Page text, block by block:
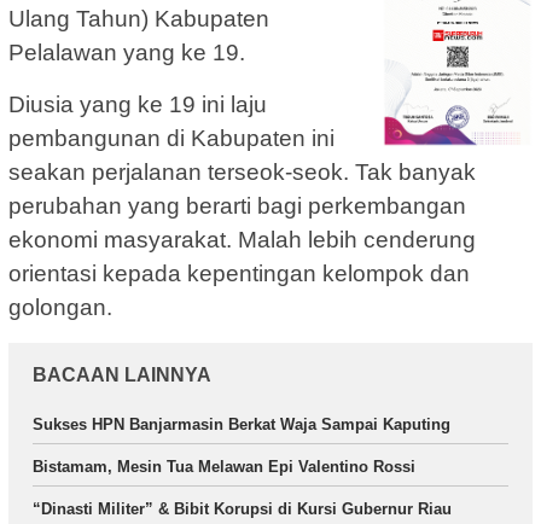
Ulang Tahun) Kabupaten
Pelalawan yang ke 19.
Diusia yang ke 19 ini laju
pembangunan di Kabupaten ini
seakan perjalanan terseok-seok. Tak banyak
perubahan yang berarti bagi perkembangan
ekonomi masyarakat. Malah lebih cenderung
orientasi kepada kepentingan kelompok dan
golongan.
BACAAN LAINNYA
Sukses HPN Banjarmasin Berkat Waja Sampai Kaputing
Bistamam, Mesin Tua Melawan Epi Valentino Rossi
“Dinasti Militer” & Bibit Korupsi di Kursi Gubernur Riau